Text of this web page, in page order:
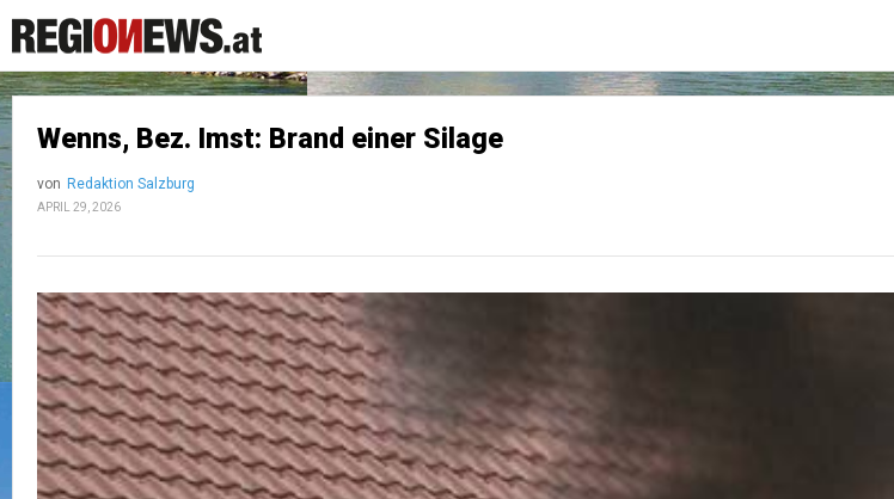
Wenns, Bez. Imst: Brand einer Silage
von Redaktion Salzburg
APRIL 29, 2026